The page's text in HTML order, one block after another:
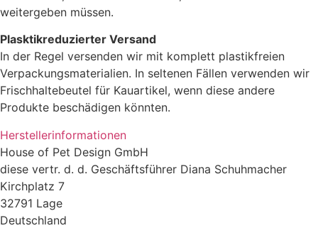
weitergeben müssen.
Plasktikreduzierter Versand
In der Regel versenden wir mit komplett plastikfreien
Verpackungsmaterialien. In seltenen Fällen verwenden wir
Frischhaltebeutel für Kauartikel, wenn diese andere
Produkte beschädigen könnten.
Herstellerinformationen
House of Pet Design GmbH
diese vertr. d. d. Geschäftsführer Diana Schuhmacher
Kirchplatz 7
32791 Lage
Deutschland